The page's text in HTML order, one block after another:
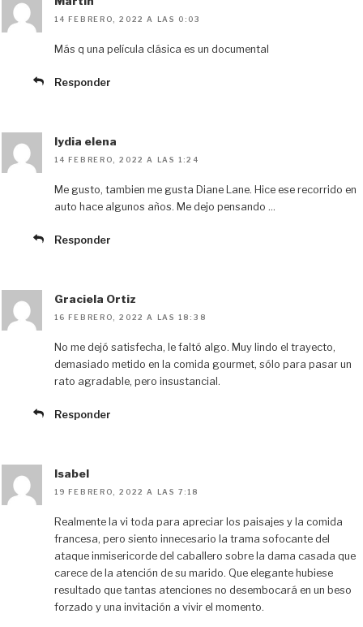
14 FEBRERO, 2022 A LAS 0:03
Más q una película clásica es un documental
Responder
lydia elena
14 FEBRERO, 2022 A LAS 1:24
Me gusto, tambien me gusta Diane Lane. Hice ese recorrido en
auto hace algunos años. Me dejo pensando …
Responder
Graciela Ortiz
16 FEBRERO, 2022 A LAS 18:38
No me dejó satisfecha, le faltó algo. Muy lindo el trayecto,
demasiado metido en la comida gourmet, sólo para pasar un
rato agradable, pero insustancial.
Responder
Isabel
19 FEBRERO, 2022 A LAS 7:18
Realmente la vi toda para apreciar los paisajes y la comida
francesa, pero siento innecesario la trama sofocante del
ataque inmisericorde del caballero sobre la dama casada que
carece de la atención de su marido. Que elegante hubiese
resultado que tantas atenciones no desembocará en un beso
forzado y una invitación a vivir el momento.